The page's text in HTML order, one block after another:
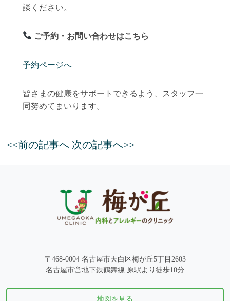
談ください。
ご予約・お問い合わせはこちら
予約ページへ
皆さまの健康をサポートできるよう、スタッフ一
同努めてまいります。
<<前の記事へ 次の記事へ>>
〒468-0004 名古屋市天白区梅が丘5丁目2603
名古屋市営地下鉄鶴舞線 原駅より徒歩10分
地図を見る